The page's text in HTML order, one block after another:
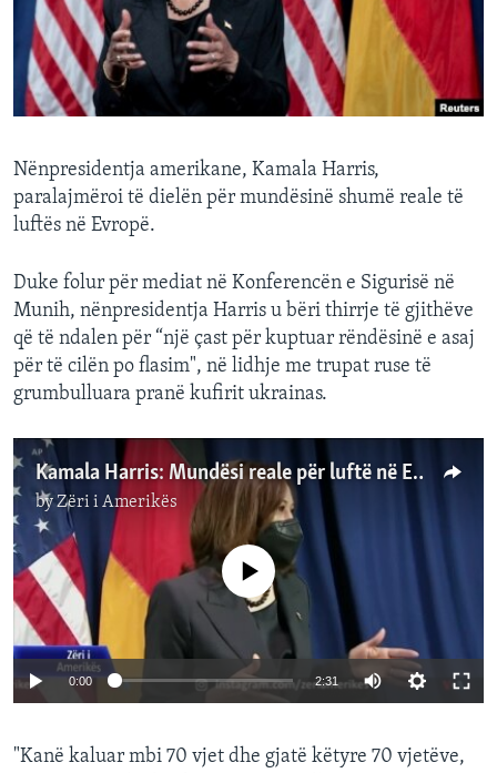
INTERVISTA
DITARI
Nënpresidentja amerikane, Kamala Harris,
paralajmëroi të dielën për mundësinë shumë reale të
luftës në Evropë.
Duke folur për mediat në Konferencën e Sigurisë në
Munih, nënpresidentja Harris u bëri thirrje të gjithëve
që të ndalen për “një çast për kuptuar rëndësinë e asaj
për të cilën po flasim", në lidhje me trupat ruse të
grumbulluara pranë kufirit ukrainas.
Kamala Harris: Mundësi reale për luftë në Evropë
byZëri i Amerikës
No media source currently available
0:00 2:31
"Kanë kaluar mbi 70 vjet dhe gjatë këtyre 70 vjetëve,